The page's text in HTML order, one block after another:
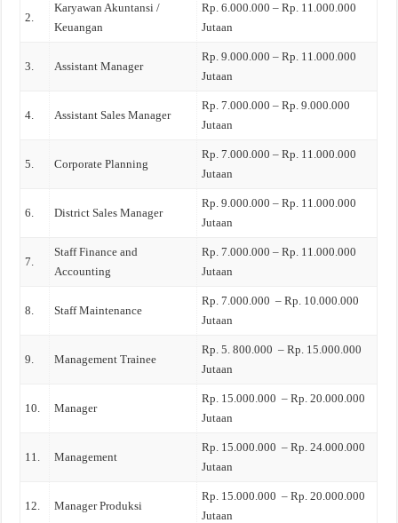
2.
Karyawan Akuntansi /
Keuangan
Rp. 6.000.000 – Rp. 11.000.000
Jutaan
3. Assistant Manager
Rp. 9.000.000 – Rp. 11.000.000
Jutaan
4. Assistant Sales Manager
Rp. 7.000.000 – Rp. 9.000.000
Jutaan
5. Corporate Planning
Rp. 7.000.000 – Rp. 11.000.000
Jutaan
6. District Sales Manager
Rp. 9.000.000 – Rp. 11.000.000
Jutaan
7.
Staff Finance and
Accounting
Rp. 7.000.000 – Rp. 11.000.000
Jutaan
8. Staff Maintenance
Rp. 7.000.000 – Rp. 10.000.000
Jutaan
9. Management Trainee
Rp. 5. 800.000 – Rp. 15.000.000
Jutaan
10. Manager
Rp. 15.000.000 – Rp. 20.000.000
Jutaan
11. Management
Rp. 15.000.000 – Rp. 24.000.000
Jutaan
12. Manager Produksi
Rp. 15.000.000 – Rp. 20.000.000
Jutaan